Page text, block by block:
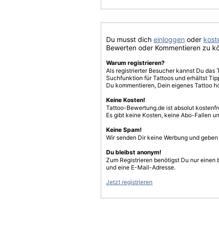
Du musst dich einloggen oder
Bewerten oder Kommentieren zu
Warum registrieren?
Als registrierter Besucher kannst Du
Suchfunktion für Tattoos und erhältst
Du kommentieren, Dein eigenes Tattoo
Keine Kosten!
Tattoo-Bewertung.de ist absolut
Es gibt keine Kosten, keine Abo-Fallen
Keine Spam!
Wir senden Dir keine Werbung und
Du bleibst anonym!
Zum Registrieren benötigst Du nur einen
und eine E-Mail-Adresse.
Jetzt registrieren